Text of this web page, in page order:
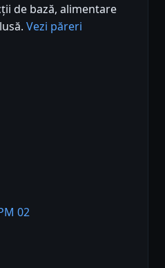
de bază, alimentare
Vezi păreri
02